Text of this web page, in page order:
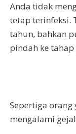
Anda tidak
tetap terinfeksi.
tahun, bahkan
pindah ke
Sepertiga
mengalami